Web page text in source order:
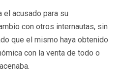
el acusado para su
con otros internautas, sin
que el mismo haya obtenido
con la venta de todo o